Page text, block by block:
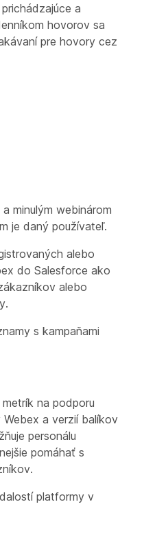
a
hovorov sa
pre hovory cez
minulým webinárom
je daný používateľ.
alebo
do Salesforce ako
alebo
s kampaňami
na podporu
a verzií balíkov
personálu
pomáhať s
platformy v